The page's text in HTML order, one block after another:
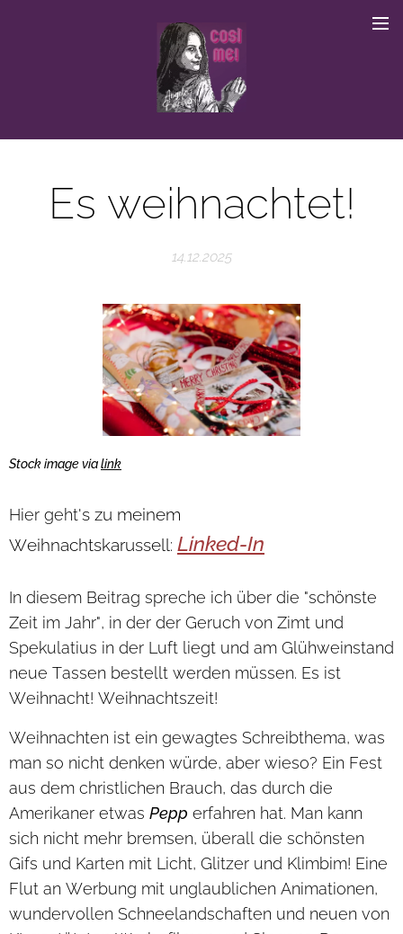
Es weihnachtet!
14.12.2025
Stock image vialink
Hier geht's zu meinem
Weihnachtskarussell: Linked-In
In diesem Beitrag spreche ich über die "schönste
Zeit im Jahr", in der der Geruch von Zimt und
Spekulatius in der Luft liegt und am Glühweinstand
neue Tassen bestellt werden müssen. Es ist
Weihnacht! Weihnachtszeit!
Weihnachten ist ein gewagtes Schreibthema, was
man so nicht denken würde, aber wieso? Ein Fest
aus dem christlichen Brauch, das durch die
Amerikaner etwas Pepp erfahren hat. Man kann
sich nicht mehr bremsen, überall die schönsten
Gifs und Karten mit Licht, Glitzer und Klimbim! Eine
Flut an Werbung mit unglaublichen Animationen,
wundervollen Schneelandschaften und neuen von